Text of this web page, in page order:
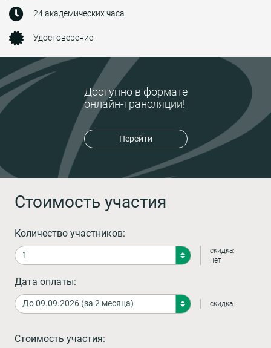
Доступно в формате
онлайн-трансляции!
Перейти
24 академических часа
Удостоверение
Стоимость участия
Количество участников:
скидка:
нет
Дата оплаты:
скидка:
Стоимость участия: